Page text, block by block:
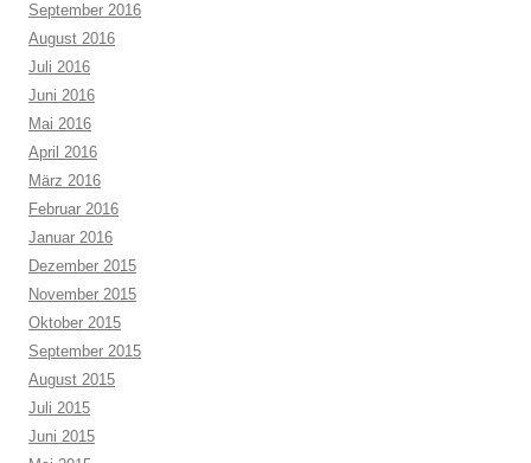
September 2016
August 2016
Juli 2016
Juni 2016
Mai 2016
April 2016
März 2016
Februar 2016
Januar 2016
Dezember 2015
November 2015
Oktober 2015
September 2015
August 2015
Juli 2015
Juni 2015